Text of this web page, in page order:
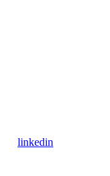
linkedin